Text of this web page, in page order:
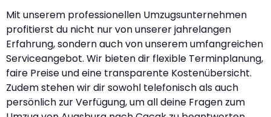
Mit unserem professionellen Umzugsunternehmen
profitierst du nicht nur von unserer jahrelangen
Erfahrung, sondern auch von unserem umfangreichen
Serviceangebot. Wir bieten dir flexible Terminplanung,
faire Preise und eine transparente Kostenübersicht.
Zudem stehen wir dir sowohl telefonisch als auch
persönlich zur Verfügung, um all deine Fragen zum